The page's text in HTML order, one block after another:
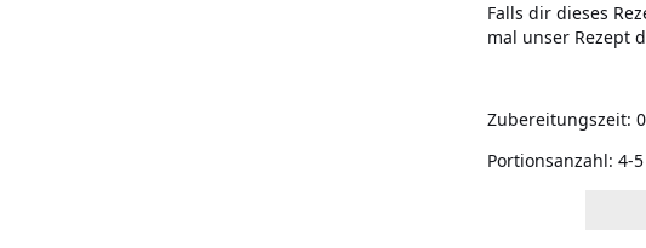
Falls dir dieses
mal unser Rezept
Zubereitungszeit:
Portionsanzahl: 4-